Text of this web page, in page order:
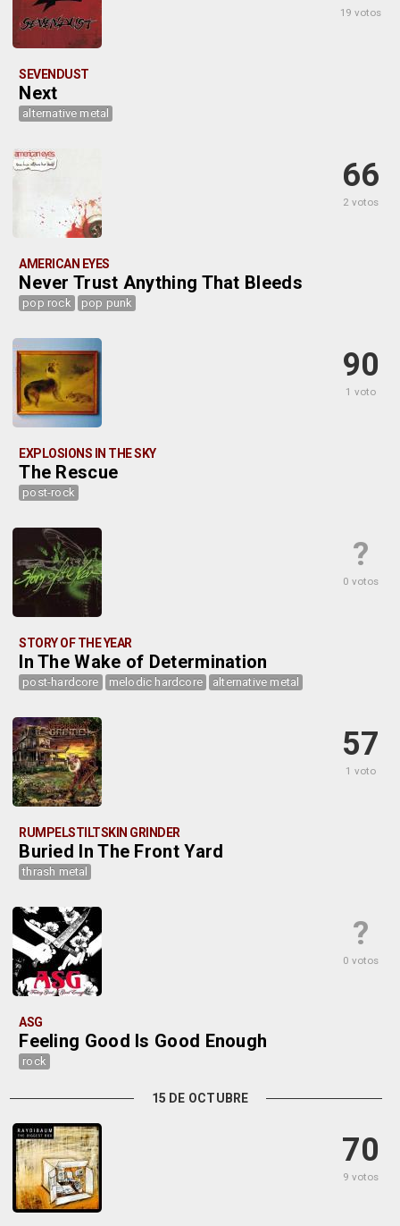
19 votos
SEVENDUST
Next
alternative metal
66
2 votos
AMERICAN EYES
Never Trust Anything That Bleeds
pop rock pop punk
90
1 voto
EXPLOSIONS IN THE SKY
The Rescue
post-rock
?
0 votos
STORY OF THE YEAR
In The Wake of Determination
post-hardcore melodic hardcore alternative metal
57
1 voto
RUMPELSTILTSKIN GRINDER
Buried In The Front Yard
thrash metal
?
0 votos
ASG
Feeling Good Is Good Enough
rock
15 DE OCTUBRE
70
9 votos